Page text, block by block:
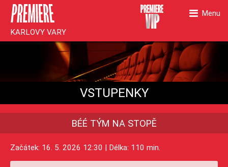
Menu
KARLOVY VARY
VSTUPENKY
BÉÉ TÝM NA STOPĚ
Začátek: 16. 5. 2026 12:30 | Délka: 110 min.